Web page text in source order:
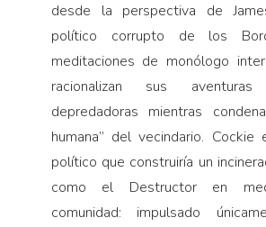
desde la perspectiva de
político corrupto de los
meditaciones de monólogo
racionalizan sus aventuras
depredadoras mientras
humana” del vecindario.
político que construiría un
como el Destructor en
comunidad: impulsado